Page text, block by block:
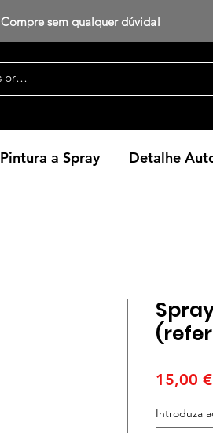
Compre sem qualquer dúvida!
Pintura a Spray Detalhe
15,00 €
Introduza